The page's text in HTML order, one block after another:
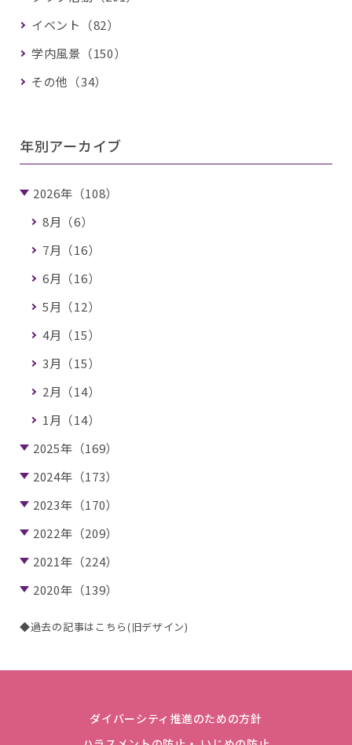
イベント（82）
学内風景（150）
その他（34）
年別アーカイブ
2026年（108）
8月（6）
7月（16）
6月（16）
5月（12）
4月（15）
3月（15）
2月（14）
1月（14）
2025年（169）
2024年（173）
2023年（170）
2022年（209）
2021年（224）
2020年（139）
◆過去の記事はこちら(旧デザイン)
ダイバーシティ推進のための方針